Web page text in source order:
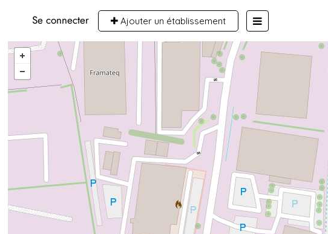
Se connecter Ajouter un établissement